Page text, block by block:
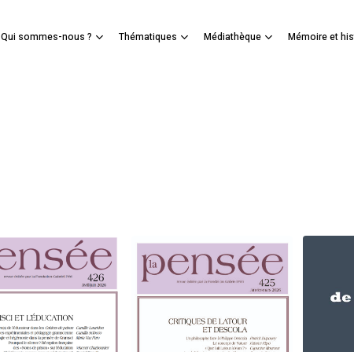
Qui sommes-nous ? Thématiques Médiathèque Mémoire et
Panier